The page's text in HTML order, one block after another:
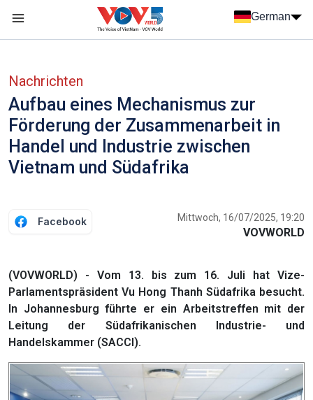
German
Nachrichten
Aufbau eines Mechanismus zur
Förderung der Zusammenarbeit in
Handel und Industrie zwischen
Vietnam und Südafrika
Facebook Mittwoch, 16/07/2025, 19:20
VOVWORLD
(VOVWORLD) - Vom 13. bis zum 16. Juli hat Vize-
Parlamentspräsident Vu Hong Thanh Südafrika besucht.
In Johannesburg führte er ein Arbeitstreffen mit der
Leitung der Südafrikanischen Industrie- und
Handelskammer (SACCI).